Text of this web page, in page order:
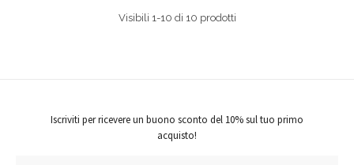
Visibili 1-10 di 10 prodotti
Iscriviti per ricevere un buono sconto del 10% sul tuo primo
acquisto!